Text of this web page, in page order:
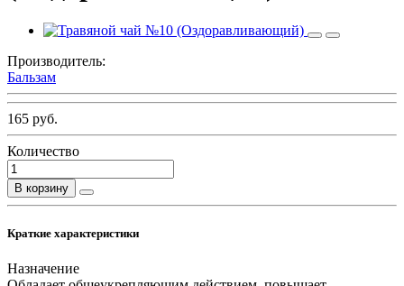
Производитель:
Бальзам
165 руб.
Количество
В корзину
Краткие характеристики
Назначение